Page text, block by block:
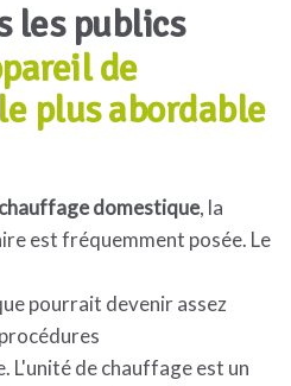
les publics
de
plus abordable
chauffage domestique, la
est fréquemment posée. Le
pourrait devenir assez
L'unité de chauffage est un